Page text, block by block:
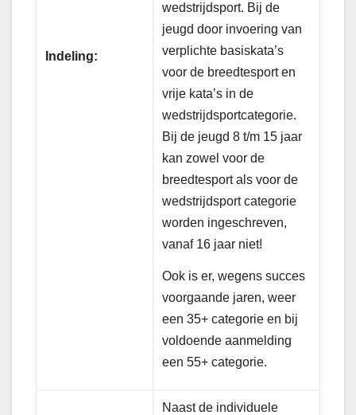
Indeling:
wedstrijdsport. Bij de
jeugd door invoering van
verplichte basiskata’s
voor de breedtesport en
vrije kata’s in de
wedstrijdsportcategorie.
Bij de jeugd 8 t/m 15 jaar
kan zowel voor de
breedtesport als voor de
wedstrijdsport categorie
worden ingeschreven,
vanaf 16 jaar niet!
Ook is er, wegens succes
voorgaande jaren, weer
een 35+ categorie en bij
voldoende aanmelding
een 55+ categorie.
Naast de individuele